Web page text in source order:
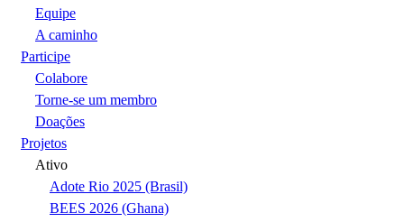
Equipe
A caminho
Participe
Colabore
Torne-se um membro
Doações
Projetos
Ativo
Adote Rio 2025 (Brasil)
BEES 2026 (Ghana)